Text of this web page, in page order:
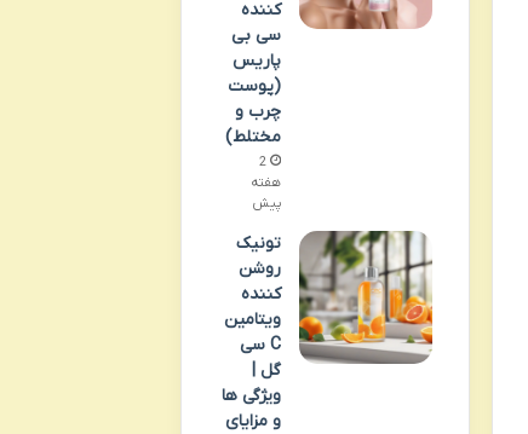
کننده
سی بی
پاریس
(پوست
چرب و
مختلط)
2
هفته
پیش
تونیک
روشن
کننده
ویتامین
C سی
گل |
ویژگی ها
و مزایای